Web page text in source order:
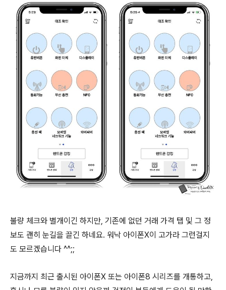
불량 체크와 별개이긴 하지만, 기존에 없던 거래 가격 탭 및 그 정
보도 괜히 눈길을 끌긴 하네요. 워낙 아이폰X이 고가라 그런걸지
도 모르겠습니다 ^^;;
지금까지 최근 출시된 아이폰X 또는 아이폰8 시리즈를 개통하고,